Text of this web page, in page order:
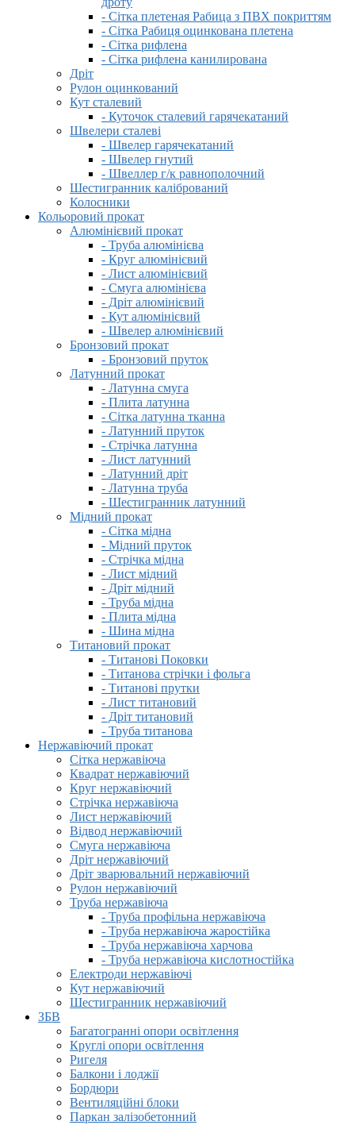
- Сітка плетеная Рабица з ПВХ покриттям
- Сітка Рабиця оцинкована плетена
- Сітка рифлена
- Сітка рифлена канилирована
Дріт
Рулон оцинкований
Кут сталевий
- Куточок сталевий гарячекатаний
Швелери сталеві
- Швелер гарячекатаний
- Швелер гнутий
- Швеллер г/к равнополочний
Шестигранник калібрований
Колосники
Кольоровий прокат
Алюмінієвий прокат
- Труба алюмінієва
- Круг алюмінієвий
- Лист алюмінієвий
- Смуга алюмінієва
- Дріт алюмінієвий
- Кут алюмінієвий
- Швелер алюмінієвий
Бронзовий прокат
- Бронзовий пруток
Латунний прокат
- Латунна смуга
- Плита латунна
- Сітка латунна тканна
- Латунний пруток
- Стрічка латунна
- Лист латунний
- Латунний дріт
- Латунна труба
- Шестигранник латунний
Мідний прокат
- Сітка мідна
- Мідний пруток
- Стрічка мідна
- Лист мідний
- Дріт мідний
- Труба мідна
- Плита мідна
- Шина мідна
Титановий прокат
- Титанові Поковки
- Титанова стрічки і фольга
- Титанові прутки
- Лист титановий
- Дріт титановий
- Труба титанова
Нержавіючий прокат
Сітка нержавіюча
Квадрат нержавіючий
Круг нержавіючий
Стрічка нержавіюча
Лист нержавіючий
Відвод нержавіючий
Смуга нержавіюча
Дріт нержавіючий
Дріт зварювальний нержавіючий
Рулон нержавіючий
Труба нержавіюча
- Труба профільна нержавіюча
- Труба нержавіюча жаростійка
- Труба нержавіюча харчова
- Труба нержавіюча кислотностійка
Електроди нержавіючі
Кут нержавіючий
Шестигранник нержавіючий
ЗБВ
Багатогранні опори освітлення
Круглі опори освітлення
Ригеля
Балкони і лоджії
Бордюри
Вентиляційні блоки
Паркан залізобетонний